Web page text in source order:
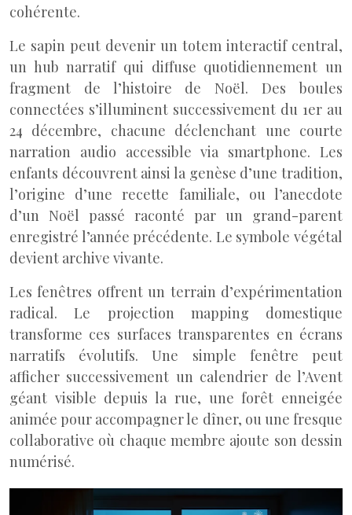
cohérente.
Le sapin peut devenir un totem interactif central,
un hub narratif qui diffuse quotidiennement un
fragment de l’histoire de Noël. Des boules
connectées s’illuminent successivement du 1er au
24 décembre, chacune déclenchant une courte
narration audio accessible via smartphone. Les
enfants découvrent ainsi la genèse d’une tradition,
l’origine d’une recette familiale, ou l’anecdote
d’un Noël passé raconté par un grand-parent
enregistré l’année précédente. Le symbole végétal
devient archive vivante.
Les fenêtres offrent un terrain d’expérimentation
radical. Le projection mapping domestique
transforme ces surfaces transparentes en écrans
narratifs évolutifs. Une simple fenêtre peut
afficher successivement un calendrier de l’Avent
géant visible depuis la rue, une forêt enneigée
animée pour accompagner le dîner, ou une fresque
collaborative où chaque membre ajoute son dessin
numérisé.